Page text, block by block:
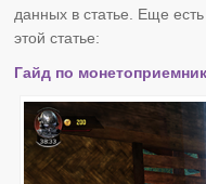
данных в статье. Еще
этой статье:
Гайд по